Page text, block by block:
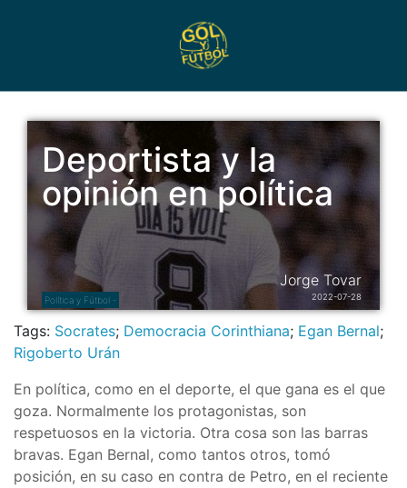
Política y Fútbol -
Deportista y la
opinión en política
Jorge Tovar
2022-07-28
Tags: Socrates; Democracia Corinthiana; Egan Bernal;
Rigoberto Urán
En política, como en el deporte, el que gana es el que
goza. Normalmente los protagonistas, son
respetuosos en la victoria. Otra cosa son las barras
bravas. Egan Bernal, como tantos otros, tomó
posición, en su caso en contra de Petro, en el reciente